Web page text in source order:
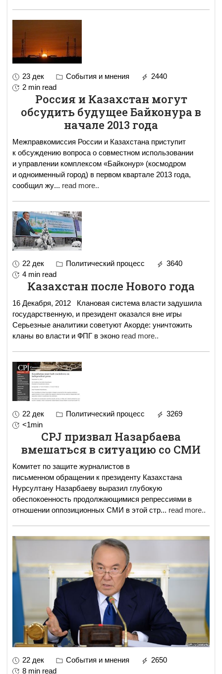
23 дек События и мнения
2440
2 min read
Россия и Казахстан могут
обсудить будущее Байконура в
начале 2013 года
Межправкомиссия России и Казахстана приступит
к обсуждению вопроса о совместном использовании
и управлении комплексом «Байконур» (космодром
и одноименный город) в первом квартале 2013 года,
сообщил жу... read more..
22 дек Политический процесс
3640
4 min read
Казахстан после Нового года
16 Декабря, 2012 Кла­но­вая система вла­сти заду­шила
госу­дар­ствен­ную, и пре­зи­дент ока­зался вне игры
Серьез­ные ана­ли­тики сове­туют Акорде: уни­что­жить
кланы во вла­сти и ФПГ в эко­но­ read more..
22 дек Политический процесс
3269
<1min
CPJ призвал Назарбаева
вмешаться в ситуацию со СМИ
Комитет по защите журналистов в
письменном обращении к президенту Казахстана
Нурсултану Назарбаеву выразил глубокую
обеспокоенность продолжающимися репрессиями в
отношении оппозиционных СМИ в этой стр... read more..
22 дек События и мнения
2650
8 min read